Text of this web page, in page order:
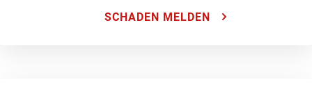
SCHADEN MELDEN